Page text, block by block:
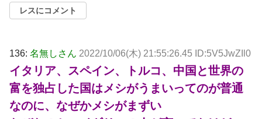
レスにコメント
136: 名無しさん 2022/10/06(木) 21:55:26.45 ID:5V5JwZIl0
イタリア、スペイン、トルコ、中国と世界の
富を独占した国はメシがうまいってのが普通
なのに、なぜかメシがまずい